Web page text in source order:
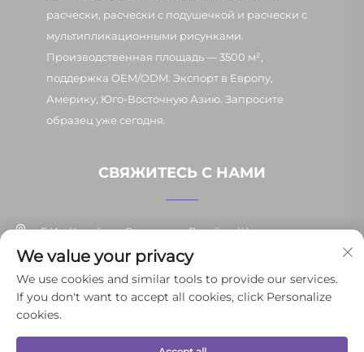
расчески, расчески с подушечкой и расчески с
мультипликационными рисунками.
Производственная площадь — 3500 м²,
поддержка OEM/ODM. Экспорт в Европу,
Америку, Юго-Восточную Азию. Запросите
образец уже сегодня.
СВЯЖИТЕСЬ С НАМИ
Г. Иу, Китай, ул. Синьпан, д. 7, район Шанси
+86-13037647878
[email protected]
We value your privacy
We use cookies and similar tools to provide our services.
If you don't want to accept all cookies, click Personalize
cookies.